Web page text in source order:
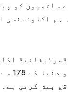
ساتھیوں کو
ہم
پیش کرتی ہے۔